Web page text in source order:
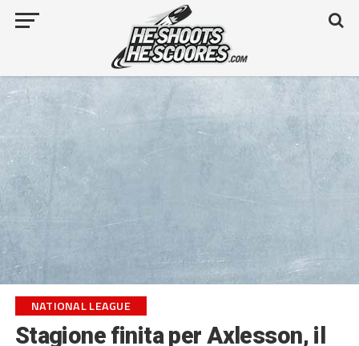
NATIONAL LEAGUE
Stagione finita per Axlesson, il